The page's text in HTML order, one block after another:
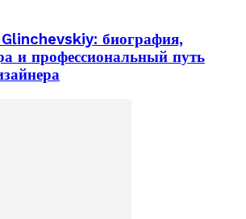
биография,
и профессиональный путь